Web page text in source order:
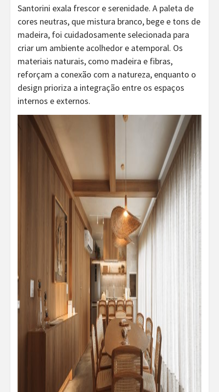
Santorini exala frescor e serenidade. A paleta de
cores neutras, que mistura branco, bege e tons de
madeira, foi cuidadosamente selecionada para
criar um ambiente acolhedor e atemporal. Os
materiais naturais, como madeira e fibras,
reforçam a conexão com a natureza, enquanto o
design prioriza a integração entre os espaços
internos e externos.